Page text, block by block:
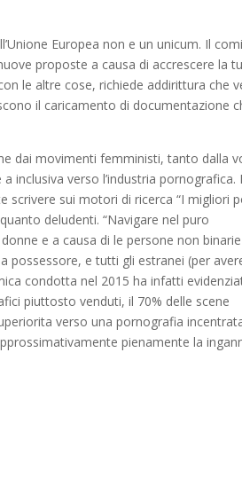
Europea non e un unicum. Il
proposte a causa di accrescere la
le altre cose, richiede addirittura che
il caricamento di documentazione
dai movimenti femministi, tanto dalla
inclusiva verso l’industria pornografica.
sui motori di ricerca “I migliori
deludenti. “Navigare nel puro
e a causa di le persone non
possessore, e tutti gli estranei (per
condotta nel 2015 ha infatti
piuttosto venduti, il 70% delle scene
verso una pornografia
pienamente la